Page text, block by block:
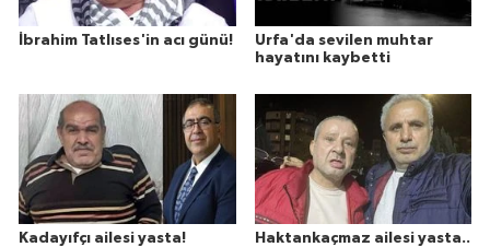
İbrahim Tatlıses'in acı günü!
Urfa'da sevilen muhtar
hayatını kaybetti
Kadayıfçı ailesi yasta! Haktankaçmaz ailesi yasta..